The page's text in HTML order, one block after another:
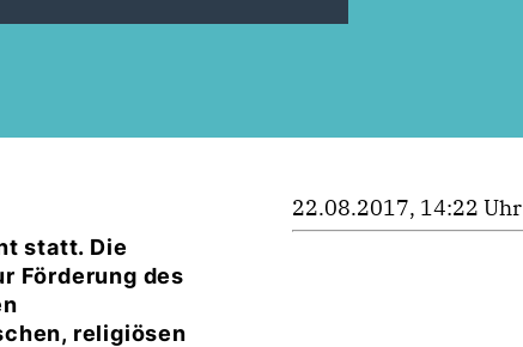
statt. Die
Förderung des
religiösen
22.08.2017, 14:22 Uhr